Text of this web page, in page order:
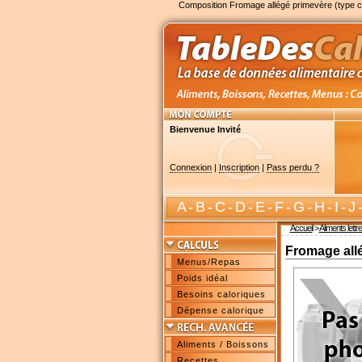
Composition Fromage allégé primevère (type
Bienvenue Invité
Connexion| Inscription| Pass perdu ?
A-B-C-D-E-F-G-H-I-J
Accueil>Aliments
Menus/Repas
Poids idéal
Besoins caloriques
Dépense calorique
Aliments / Boissons
Fromage